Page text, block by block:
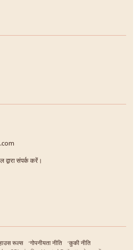
संपर्क करें।
रूल्स गोपनीयता नीति
कुकी नीति